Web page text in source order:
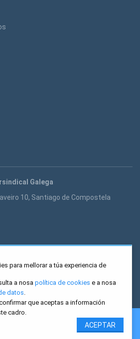
Galega
10, Santiago de Compostela
Intersindical Galega - Miguel Ferro
Compostela
para mellorar a túa experiencia de
a nosa política de cookies e a nosa
datos.
que aceptas a información
cadro.
ACEPTAR